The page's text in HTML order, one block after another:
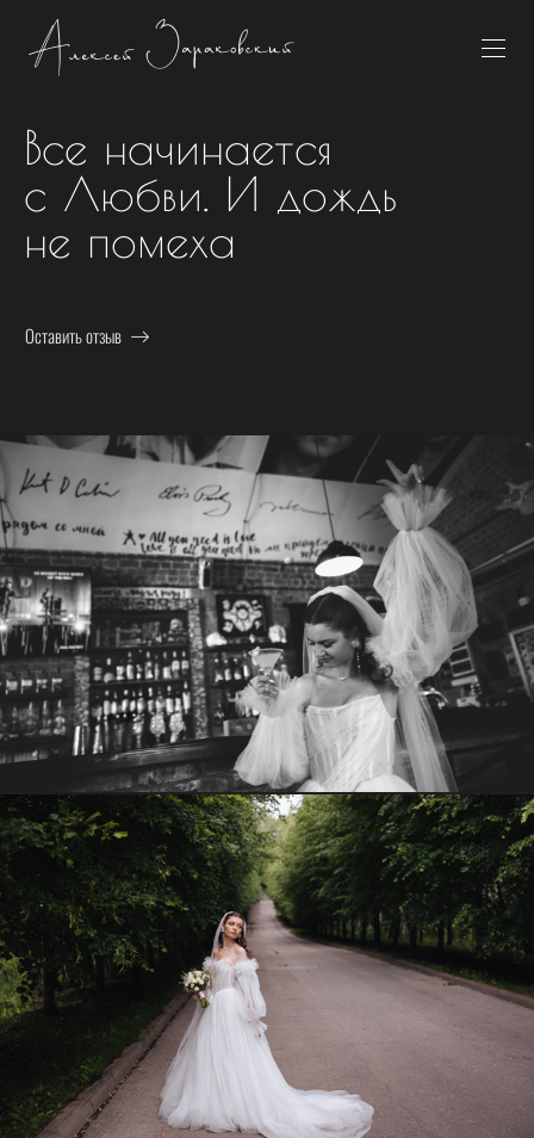
Все начинается
с Любви. И дождь
не помеха
Оставить отзыв